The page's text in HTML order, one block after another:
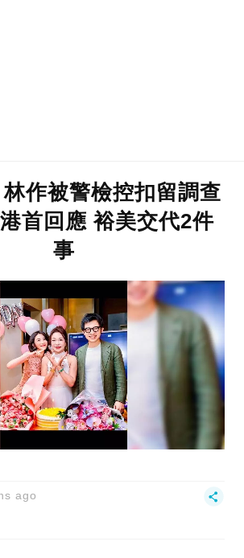
作被警檢控扣留調查
首回應 裕美交代2件
事
ago